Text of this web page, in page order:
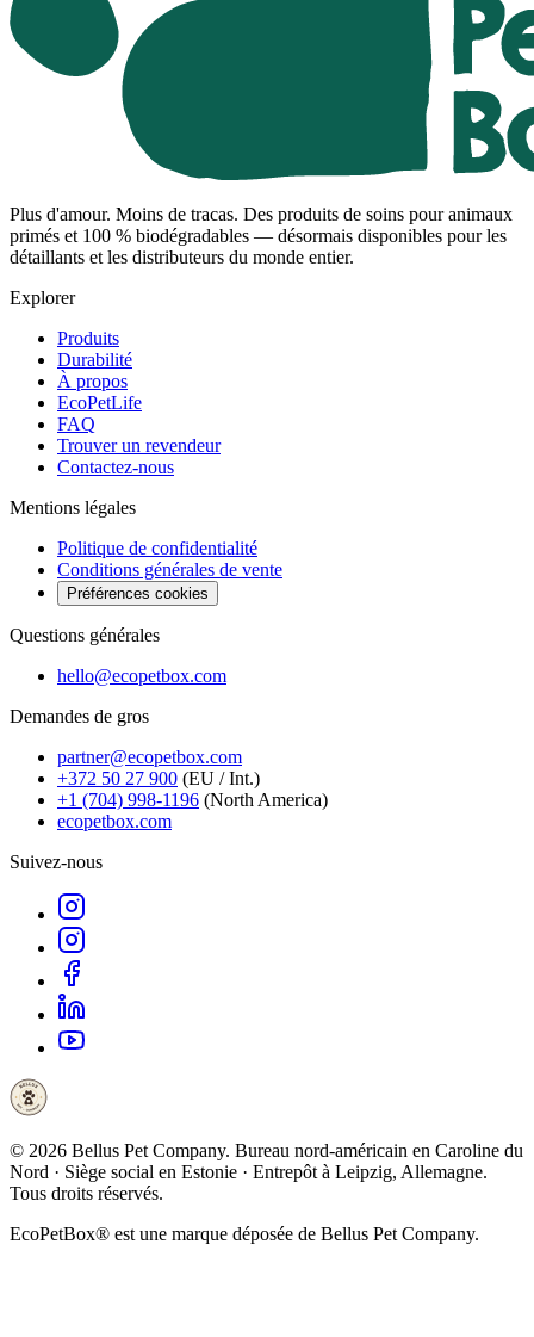
Plus d'amour. Moins de tracas. Des produits de soins pour animaux
primés et 100 % biodégradables — désormais disponibles pour les
détaillants et les distributeurs du monde entier.
Explorer
Produits
Durabilité
À propos
EcoPetLife
FAQ
Trouver un revendeur
Contactez-nous
Mentions légales
Politique de confidentialité
Conditions générales de vente
Préférences cookies
Questions générales
hello@ecopetbox.com
Demandes de gros
partner@ecopetbox.com
+372 50 27 900 (EU / Int.)
+1 (704) 998-1196 (North America)
ecopetbox.com
Suivez-nous
© 2026 Bellus Pet Company. Bureau nord-américain en Caroline du
Nord · Siège social en Estonie · Entrepôt à Leipzig, Allemagne.
Tous droits réservés.
EcoPetBox® est une marque déposée de Bellus Pet Company.